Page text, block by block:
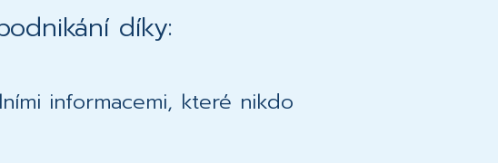
díky:
informacemi, které nikdo